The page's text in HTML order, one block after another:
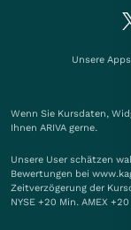
Unsere
Wenn Sie Kursdaten,
Ihnen ARIVA gerne.
Unsere User schätzen
Bewertungen bei
Zeitverzögerung der
NYSE +20 Min. AMEX